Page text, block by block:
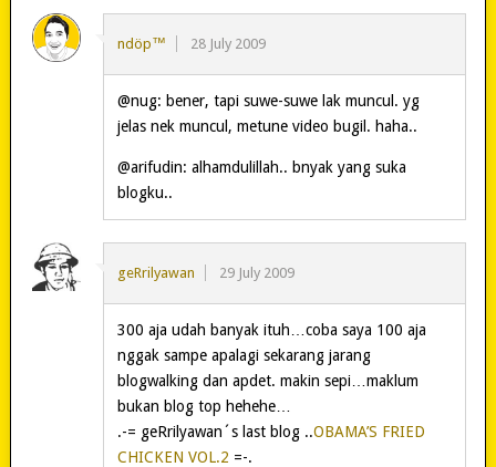
ndöp™ 28 July 2009
@nug: bener, tapi suwe-suwe lak muncul. yg
jelas nek muncul, metune video bugil. haha..
@arifudin: alhamdulillah.. bnyak yang suka
blogku..
geRrilyawan 29 July 2009
300 aja udah banyak ituh…coba saya 100 aja
nggak sampe apalagi sekarang jarang
blogwalking dan apdet. makin sepi…maklum
bukan blog top hehehe…
.-= geRrilyawan´s last blog ..OBAMA’S FRIED
CHICKEN VOL.2 =-.